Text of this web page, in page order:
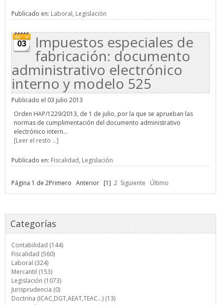
Publicado en: Laboral, Legislación
03 Impuestos especiales de
fabricación: documento
administrativo electrónico
interno y modelo 525
Publicado el 03 julio 2013
Orden HAP/1229/2013, de 1 de julio, por la que se aprueban las
normas de cumplimentación del documento administrativo
electrónico intern...
[Leer el resto ...]
Publicado en: Fiscalidad, Legislación
Página 1 de 2Primero Anterior [1] 2 Siguiente Último
Categorías
Contabilidad (144)
Fiscalidad (560)
Laboral (324)
Mercantil (153)
Legislación (1073)
Jurisprudencia (0)
Doctrina (ICAC,DGT,AEAT,TEAC...) (13)